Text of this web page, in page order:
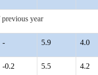
year
- 5.9 4.0
-0.2 5.5 4.2